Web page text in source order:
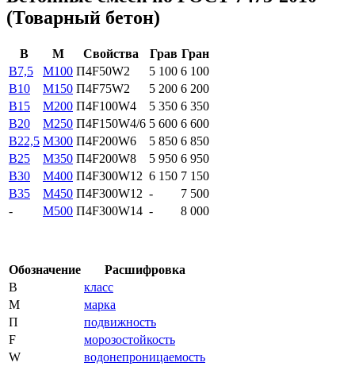
(Товарный бетон)
В М Свойства Грав Гран
B7,5
М100 П4F50W2 5 100 6 100
B10
М150 П4F75W2 5 200 6 200
B15
М200 П4F100W4 5 350 6 350
B20
М250 П4F150W4/6 5 600 6 600
В22,5 М300 П4F200W6 5 850 6 850
В25
М350 П4F200W8 5 950 6 950
В30
М400 П4F300W12 6 150 7 150
В35
М450 П4F300W12 -
7 500
-
М500 П4F300W14 - 8 000
Обозначение
Расшифровка
В
класс
М
марка
П
подвижность
F
морозостойкость
W
водонепроницаемость